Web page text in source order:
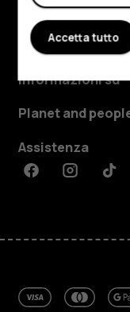
Negozio
Informazioni su
Planet and
Assistenza
FacebookInstagram
Accetta tutto